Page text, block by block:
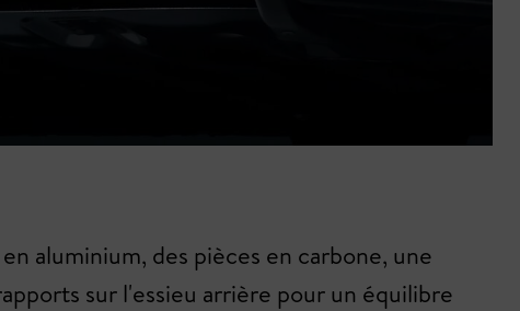
aluminium, des pièces en carbone, une
sur l'essieu arrière pour un équilibre